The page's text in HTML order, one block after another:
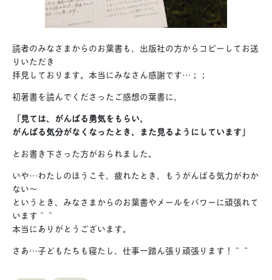
読者のみなさまからのお葉書も、出版社の方からコピーしてお送
りいただき
拝見しております。本当にみなさん感謝です…；；
初著書を読んでくださったご感想の葉書に、
「見ては、がんばる勇気をもらい、
がんばる気分がなくなったとき、また見るようにしています」
とお書き下さった方がおられました。
いや…わたしのほうこそ、疲れたとき、もうがんばる気力がわか
ない〜
というとき、みなさまからのお葉書やメールをパワーに頑張れて
います＾＾
本当にありがとうございます。
さあ…子どもたちも寝たし、仕事一踏ん張り頑張ります！＾＾